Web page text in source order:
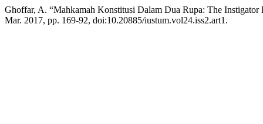
Ghoffar, A. “Mahkamah Konstitusi Dalam Dua Rupa: The
Mar. 2017, pp. 169-92, doi:10.20885/iustum.vol24.iss2.art1.